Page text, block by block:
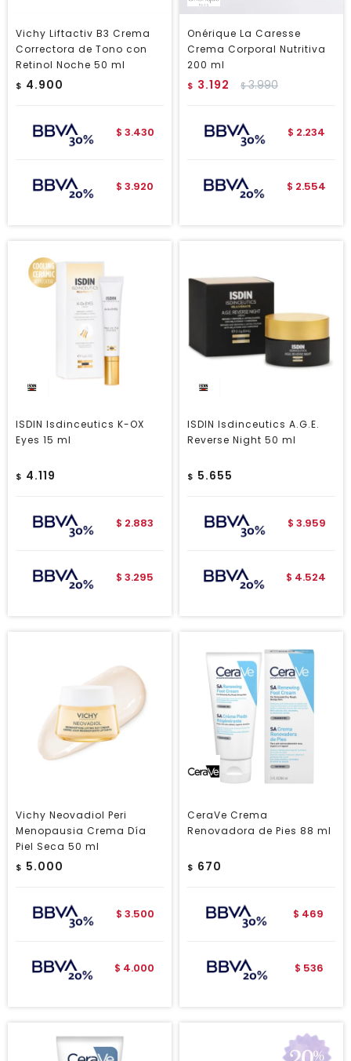
Vichy Liftactiv B3 Crema
Correctora de Tono con
Retinol Noche 50 ml
$ 4.900
$ 3.430
$ 3.920
Onérique La Caresse
Crema Corporal Nutritiva
200 ml
$ 3.192 $3.990
$ 2.234
$ 2.554
ISDIN Isdinceutics K-OX
Eyes 15 ml
$ 4.119
$ 2.883
$ 3.295
ISDIN Isdinceutics A.G.E.
Reverse Night 50 ml
$ 5.655
$ 3.959
$ 4.524
Vichy Neovadiol Peri
Menopausia Crema Día
Piel Seca 50 ml
$ 5.000
$ 3.500
$ 4.000
CeraVe Crema
Renovadora de Pies 88 ml
$ 670
$ 469
$ 536